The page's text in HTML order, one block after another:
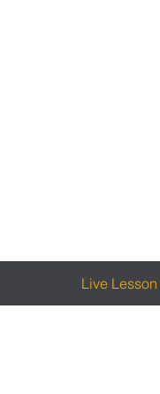
Live Lesson